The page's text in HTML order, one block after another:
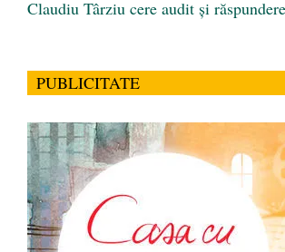
Claudiu Târziu cere audit și
PUBLICITATE